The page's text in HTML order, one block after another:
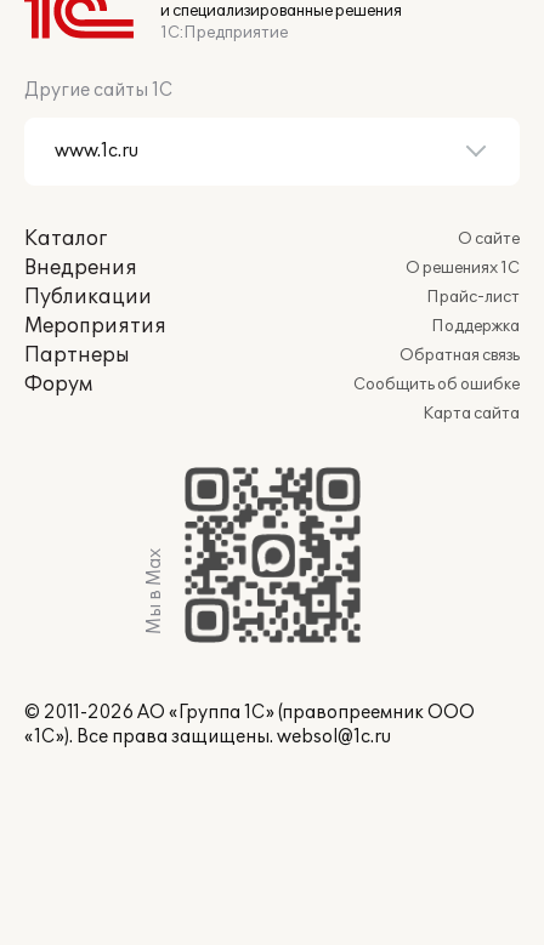
и специализированные решения
1С:Предприятие
Другие сайты 1С
Каталог
Внедрения
Публикации
Мероприятия
Партнеры
Форум
О сайте
О решениях 1С
Прайс-лист
Поддержка
Обратная связь
Сообщить об ошибке
Карта сайта
Мы в Max
© 2011-2026 АО «Группа 1С» (правопреемник ООО
«1С»). Все права защищены. websol@1c.ru